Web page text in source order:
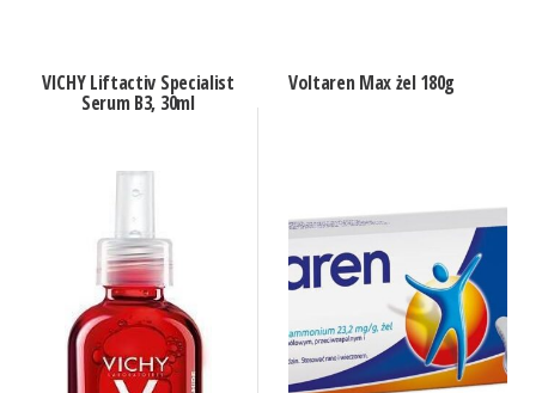
VICHY Liftactiv Specialist
Serum B3, 30ml
Voltaren Max żel 180g